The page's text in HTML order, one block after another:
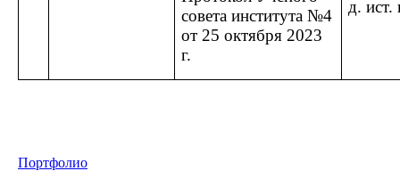
совета института №4
от 25 октября 2023
г.
д.
Портфолио